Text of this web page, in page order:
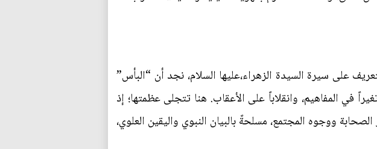
على سيرة السيدة الزهراء،عليها السلام، نجد أن “البأس”
في المفاهيم، وانقلاباً على الأعقاب. هنا تتجلى عظمتها؛ إذ
ووجوه المجتمع، مسلحةً بالبيان النبوي واليقين العلوي،